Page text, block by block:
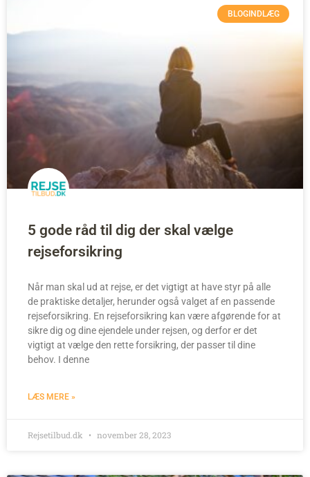
BLOGINDLÆG
5 gode råd til dig der skal vælge
rejseforsikring
Når man skal ud at rejse, er det vigtigt at have styr på alle
de praktiske detaljer, herunder også valget af en passende
rejseforsikring. En rejseforsikring kan være afgørende for at
sikre dig og dine ejendele under rejsen, og derfor er det
vigtigt at vælge den rette forsikring, der passer til dine
behov. I denne
LÆS MERE »
Rejsetilbud.dk november 28, 2023